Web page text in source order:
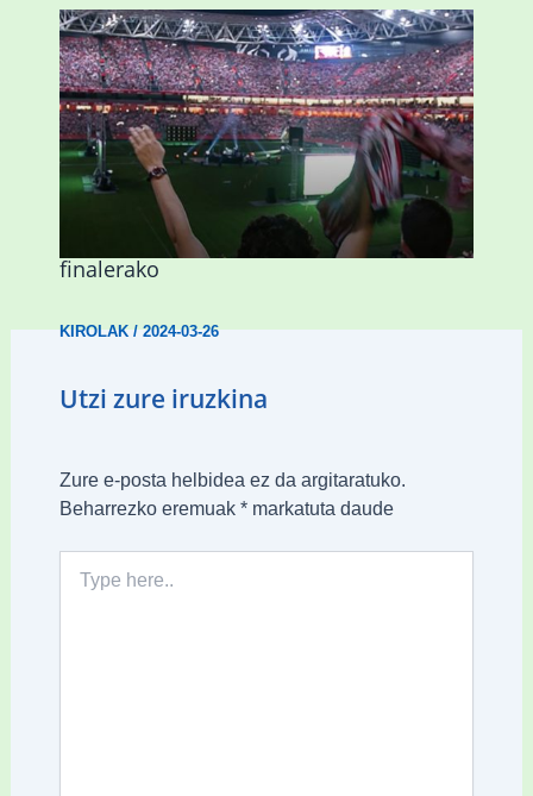
Abadiñok eta Ermuak ere pantaila
erraldoiak jarriko dituzte Kopako
finalerako
KIROLAK/2024-03-26
Utzi zure iruzkina
Zure e-posta helbidea ez da argitaratuko.
Beharrezko eremuak *markatuta daude
here..